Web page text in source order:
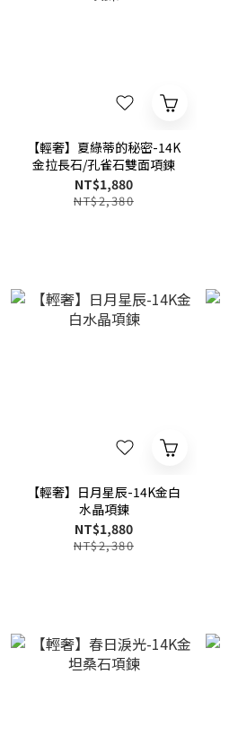
【輕奢】夏綠蒂的秘密-14K
金拉長石/孔雀石雙面項鍊
NT$1,880
NT$2,380
【輕奢】日月星辰-14K金白
水晶項鍊
NT$1,880
NT$2,380